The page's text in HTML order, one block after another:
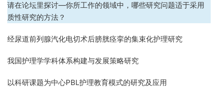
请在论坛里探讨—你所工作的领域中，哪些研究问题适于采用
质性研究的方法？
经尿道前列腺汽化电切术后膀胱痉挛的集束化护理研究
我国护理学学科体系构建与发展策略研究
以科研课题为中心PBL护理教育模式的研究及应用